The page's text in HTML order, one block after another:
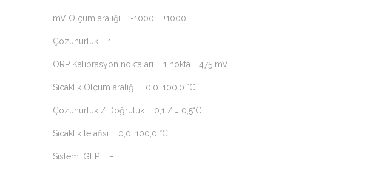
mV Ölçüm aralığı -1000 … +1000
Çözünürlük 1
ORP Kalibrasyon noktaları 1 nokta = 475 mV
Sıcaklık Ölçüm aralığı 0,0…100,0 °C
Çözünürlük / Doğruluk 0,1 / ± 0,5°C
Sıcaklık telaﬁsi 0,0…100,0 °C
Sistem: GLP –